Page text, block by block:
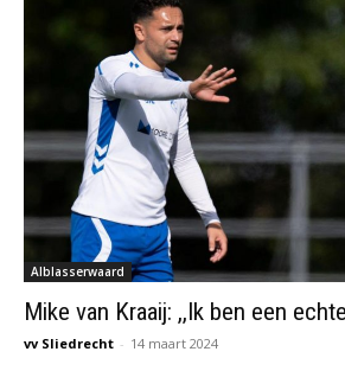
Alblasserwaard
Mike van Kraaij: ,,Ik ben een echte
vv Sliedrecht - 14 maart 2024